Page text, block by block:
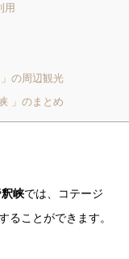
用
の周辺観光
」のまとめ
峡では、コテージ
ることができます。